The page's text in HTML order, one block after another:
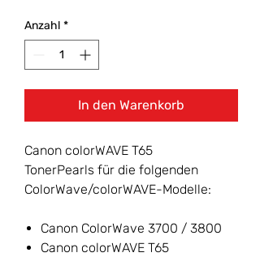
Anzahl *
In den Warenkorb
Canon colorWAVE T65
TonerPearls für die folgenden
ColorWave/colorWAVE-Modelle:
Canon ColorWave 3700 / 3800
Canon colorWAVE T65